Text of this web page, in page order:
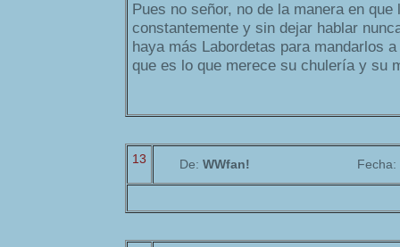
Pues no señor, no de la manera en que
constantemente y sin dejar hablar
haya más Labordetas para mandarlos
que es lo que merece su chulería y su
13 De: WWfan! Fecha: